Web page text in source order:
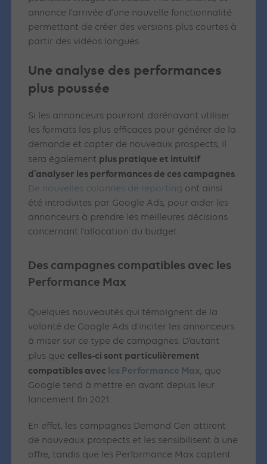
annonce l’arrivée d’une nouvelle fonctionnalité
permettant de créer des versions plus courtes à
partir des vidéos longues.
Une analyse des performances
plus poussée
Si les annonceurs pourront dorénavant utiliser
les formats les plus efficaces pour générer de la
demande et capter de nouveaux prospects, il
sera également plus pratique et intuitif
d’analyser les performances de ces campagnes.
De nouvelles colonnes de reporting ont ainsi
été introduites par Google Ads, pour aider les
annonceurs à prendre les meilleures décisions
concernant l’allocation du budget.
Des campagnes compatibles avec les
Performance Max
Quelques nouveautés qui témoignent de la
volonté de Google Ads d’inciter les annonceurs
à miser sur ce type de campagnes. D’autant
plus que celles-ci sont particulièrement
compatibles avec les Performance Max, que
Google tend à mettre en avant depuis leur
lancement fin 2021.
En effet, les campagnes Demand Gen attirent
de nouveaux prospects et les sensibilisent à une
offre, tandis que les Performance Max captent